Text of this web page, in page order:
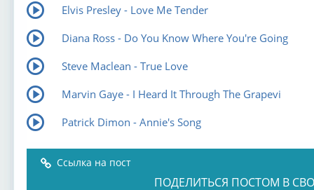
Elvis Presley - Love Me Tender
Diana Ross - Do You Know Where You're Going
Steve Maclean - True Love
Marvin Gaye - I Heard It Through The Grapevi
Patrick Dimon - Annie's Song
Ссылка на пост
ПОДЕЛИТЬСЯ ПОСТОМ В